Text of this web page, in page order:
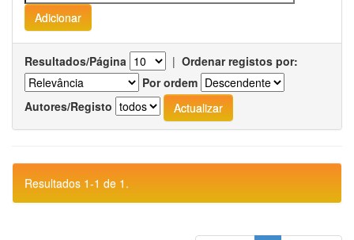
Resultados/Página | Ordenar registos por:
Por ordem
Autores/Registo
Resultados 1-1 de 1.